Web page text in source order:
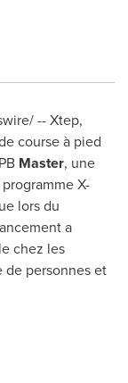
-- Xtep,
course à pied
Master, une
X-
lors du
a
chez les
de personnes et